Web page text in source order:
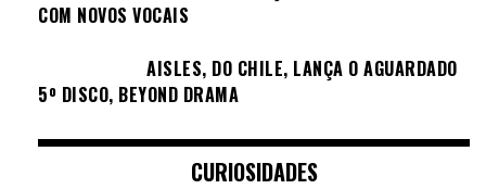
COM NOVOS VOCAIS
AISLES, DO CHILE, LANÇA O AGUARDADO
5º DISCO, BEYOND DRAMA
CURIOSIDADES